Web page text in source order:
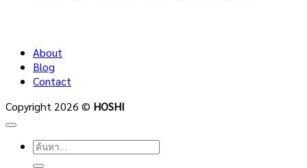
About
Blog
Contact
Copyright 2026 © HOSHI
ค้นหา: